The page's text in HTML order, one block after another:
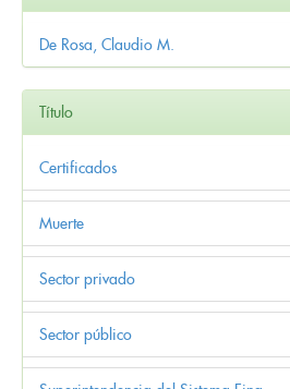
De Rosa, Claudio M.
Título
Certificados
Muerte
Sector privado
Sector público